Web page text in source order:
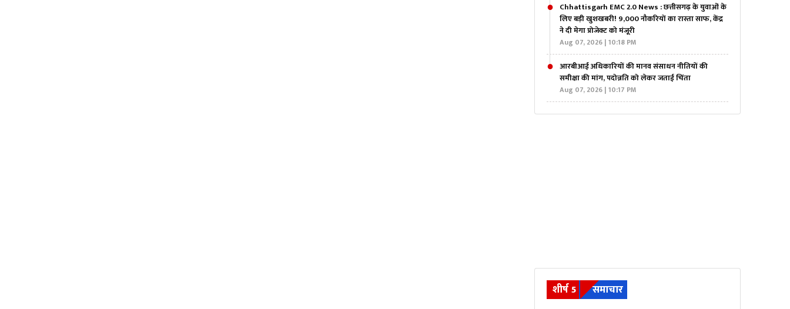
Chhattisgarh EMC 2.0 News : छत्तीसगढ़ के युवाओं के
लिए बड़ी खुशखबरी! 9,000 नौकरियों का रास्ता साफ, केंद्र
ने दी मेगा प्रोजेक्ट को मंजूरी
Aug 07, 2026 | 10:18 PM
आरबीआई अधिकारियों की मानव संसाधन नीतियों की
समीक्षा की मांग, पदोन्नति को लेकर जताई चिंता
Aug 07, 2026 | 10:17 PM
शीर्ष 5 समाचार